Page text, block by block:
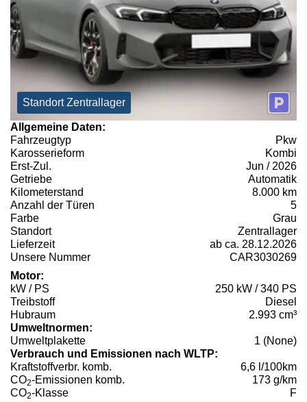
Standort Zentrallager
Allgemeine Daten:
Fahrzeugtyp
Pkw
Karosserieform
Kombi
Erst-Zul.
Jun / 2026
Getriebe
Automatik
Kilometerstand
8.000 km
Anzahl der Türen
5
Farbe
Grau
Standort
Zentrallager
Lieferzeit
ab ca. 28.12.2026
Unsere Nummer
CAR3030269
Motor:
kW / PS
250 kW / 340 PS
Treibstoff
Diesel
Hubraum
2.993 cm³
Umweltnormen:
Umweltplakette
1 (None)
Verbrauch und Emissionen nach WLTP:
Kraftstoffverbr. komb.
6,6 l/100km
CO2-Emissionen komb.
173 g/km
CO2-Klasse F